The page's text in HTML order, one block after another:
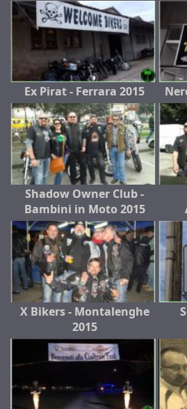
Ex Pirat - Ferrara 2015
Shadow Owner Club -
Bambini in Moto 2015
X Bikers - Montalenghe
2015